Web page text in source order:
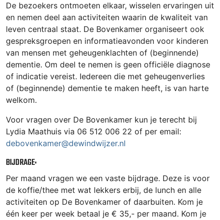
De bezoekers ontmoeten elkaar, wisselen ervaringen uit
en nemen deel aan activiteiten waarin de kwaliteit van
leven centraal staat. De Bovenkamer organiseert ook
gespreksgroepen en informatieavonden voor kinderen
van mensen met geheugenklachten of (beginnende)
dementie. Om deel te nemen is geen officiële diagnose
of indicatie vereist. Iedereen die met geheugenverlies
of (beginnende) dementie te maken heeft, is van harte
welkom.
Voor vragen over De Bovenkamer kun je terecht bij
Lydia Maathuis via 06 512 006 22 of per email:
debovenkamer@dewindwijzer.nl
BIJDRAGE:
Per maand vragen we een vaste bijdrage. Deze is voor
de koffie/thee met wat lekkers erbij, de lunch en alle
activiteiten op De Bovenkamer of daarbuiten. Kom je
één keer per week betaal je € 35,- per maand. Kom je